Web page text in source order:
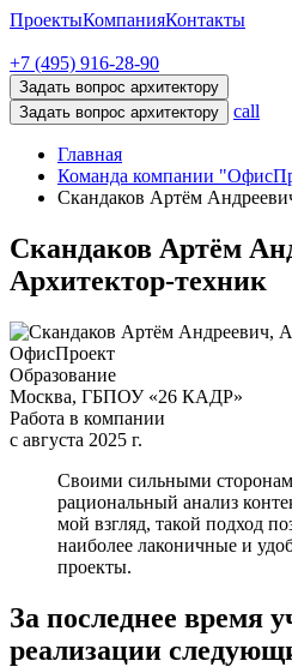
ПроектыКомпанияКонтакты
+7 (495) 916-28-90
Задать вопрос архитектору
Задать вопрос архитектору
call
Главная
Команда компании
Скандаков Артём
Скандаков Артём
Архитектор-техник
Образование
Москва, ГБПОУ «26 КАДР»
Работа в компании
с августа 2025 г.
Своими сильными
рациональный анализ
мой взгляд, такой подход
наиболее лаконичные и
проекты.
За последнее время
реализации